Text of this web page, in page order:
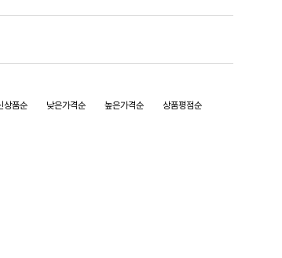
상품순 낮은가격순 높은가격순 상품평점순